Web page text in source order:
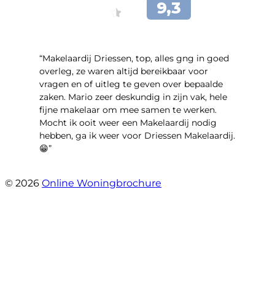
“Makelaardij Driessen, top, alles gng in goed
overleg, ze waren altijd bereikbaar voor
vragen en of uitleg te geven over bepaalde
zaken. Mario zeer deskundig in zijn vak, hele
fijne makelaar om mee samen te werken.
Mocht ik ooit weer een Makelaardij nodig
hebben, ga ik weer voor Driessen Makelaardij.
😁”
© 2026 Online Woningbrochure